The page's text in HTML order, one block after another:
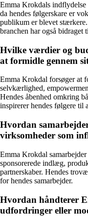
Emma Krokdals indflydelse
da hendes følgerskare er
publikum er blevet
branchen har også bidraget
Hvilke værdier og
at formidle gennem
Emma Krokdal forsøger at
selvkærlighed,
Hendes åbenhed omkring
inspirerer hendes følgere
Hvordan
virksomheder som
Emma Krokdal
sponsorerede indlæg,
partnerskaber. Hendes
for hendes samarbejder.
Hvordan håndterer
udfordringer eller